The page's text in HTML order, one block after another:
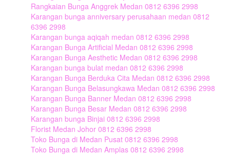
Rangkaian Bunga Anggrek Medan 0812 6396 2998
Karangan bunga anniversary perusahaan medan 0812
6396 2998
Karangan bunga aqiqah medan 0812 6396 2998
Karangan Bunga Artificial Medan 0812 6396 2998
Karangan Bunga Aesthetic Medan 0812 6396 2998
Karangan bunga bulat medan 0812 6396 2998
Karangan Bunga Berduka Cita Medan 0812 6396 2998
Karangan Bunga Belasungkawa Medan 0812 6396 2998
Karangan Bunga Banner Medan 0812 6396 2998
Karangan Bunga Besar Medan 0812 6396 2998
Karangan bunga Binjai 0812 6396 2998
Florist Medan Johor 0812 6396 2998
Toko Bunga di Medan Pusat 0812 6396 2998
Toko Bunga di Medan Amplas 0812 6396 2998